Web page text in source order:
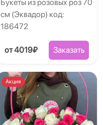
Букеты из розовых роз 70
см (Эквадор) код:
186472
от 4019₽ Заказать
Акция